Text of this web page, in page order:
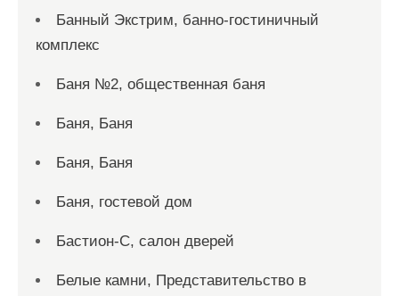
Банный Экстрим, банно-гостиничный
комплекс
Баня №2, общественная баня
Баня, Баня
Баня, Баня
Баня, гостевой дом
Бастион-С, салон дверей
Белые камни, Представительство в